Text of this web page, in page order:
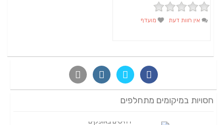
אין חוות דעת מועדף
חסויות במיקומים מתחלפים